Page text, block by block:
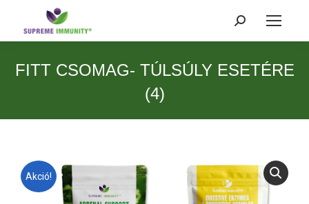
Search:
FITT CSOMAG- TÚLSÚLY ESETÉRE
(4)
Akció!